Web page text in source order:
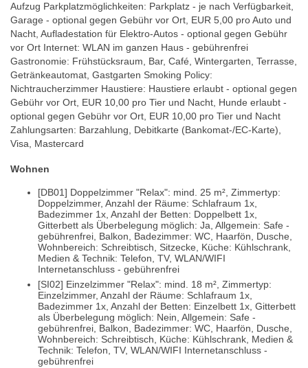
Aufzug Parkplatzmöglichkeiten: Parkplatz - je nach Verfügbarkeit,
Garage - optional gegen Gebühr vor Ort, EUR 5,00 pro Auto und
Nacht, Aufladestation für Elektro-Autos - optional gegen Gebühr
vor Ort Internet: WLAN im ganzen Haus - gebührenfrei
Gastronomie: Frühstücksraum, Bar, Café, Wintergarten, Terrasse,
Getränkeautomat, Gastgarten Smoking Policy:
Nichtraucherzimmer Haustiere: Haustiere erlaubt - optional gegen
Gebühr vor Ort, EUR 10,00 pro Tier und Nacht, Hunde erlaubt -
optional gegen Gebühr vor Ort, EUR 10,00 pro Tier und Nacht
Zahlungsarten: Barzahlung, Debitkarte (Bankomat-/EC-Karte),
Visa, Mastercard
Wohnen
[DB01] Doppelzimmer "Relax": mind. 25 m², Zimmertyp:
Doppelzimmer, Anzahl der Räume: Schlafraum 1x,
Badezimmer 1x, Anzahl der Betten: Doppelbett 1x,
Gitterbett als Überbelegung möglich: Ja, Allgemein: Safe -
gebührenfrei, Balkon, Badezimmer: WC, Haarfön, Dusche,
Wohnbereich: Schreibtisch, Sitzecke, Küche: Kühlschrank,
Medien & Technik: Telefon, TV, WLAN/WIFI
Internetanschluss - gebührenfrei
[SI02] Einzelzimmer "Relax": mind. 18 m², Zimmertyp:
Einzelzimmer, Anzahl der Räume: Schlafraum 1x,
Badezimmer 1x, Anzahl der Betten: Einzelbett 1x, Gitterbett
als Überbelegung möglich: Nein, Allgemein: Safe -
gebührenfrei, Balkon, Badezimmer: WC, Haarfön, Dusche,
Wohnbereich: Schreibtisch, Küche: Kühlschrank, Medien &
Technik: Telefon, TV, WLAN/WIFI Internetanschluss -
gebührenfrei